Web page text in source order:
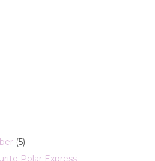
(5)
Polar Express